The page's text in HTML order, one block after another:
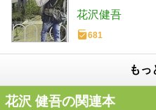
花沢健吾
681
もっ
花沢 健吾の関連本